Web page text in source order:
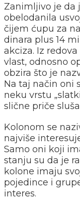
Zanimljivo je da
obelodanila
čijem ćupu za
dinara plus 14
akciza. Iz
vlast, odnosno
obzira što je
Na taj način oni
neku vrstu
slične priče
Kolonom se
najviše
Samo oni koji
stanju su da je
kolone imaju
pojedince i
interes.